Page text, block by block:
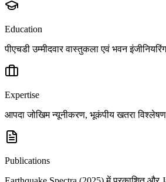
Education
पीएचडी उम्मीदवार वास्तुकला एवं भवन
Expertise
आपदा जोखिम न्यूनीकरण, भूकंपीय खतरा विश्लेषण,
Publications